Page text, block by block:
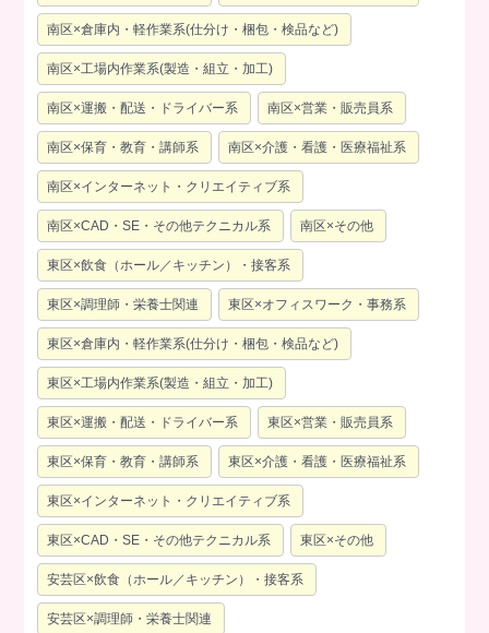
南区×倉庫内・軽作業系(仕分け・梱包・検品など)
南区×工場内作業系(製造・組立・加工)
南区×運搬・配送・ドライバー系 南区×営業・販売員系
南区×保育・教育・講師系 南区×介護・看護・医療福祉系
南区×インターネット・クリエイティブ系
南区×CAD・SE・その他テクニカル系 南区×その他
東区×飲食（ホール／キッチン）・接客系
東区×調理師・栄養士関連 東区×オフィスワーク・事務系
東区×倉庫内・軽作業系(仕分け・梱包・検品など)
東区×工場内作業系(製造・組立・加工)
東区×運搬・配送・ドライバー系 東区×営業・販売員系
東区×保育・教育・講師系 東区×介護・看護・医療福祉系
東区×インターネット・クリエイティブ系
東区×CAD・SE・その他テクニカル系 東区×その他
安芸区×飲食（ホール／キッチン）・接客系
安芸区×調理師・栄養士関連